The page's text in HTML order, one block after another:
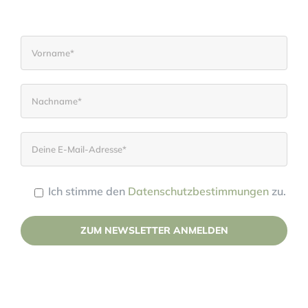
Ich stimme den Datenschutzbestimmungen zu.
Please leave this field empty.